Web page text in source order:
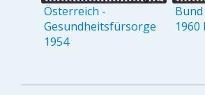
Österreich -
Gesundheitsfürsorge
1954
1960